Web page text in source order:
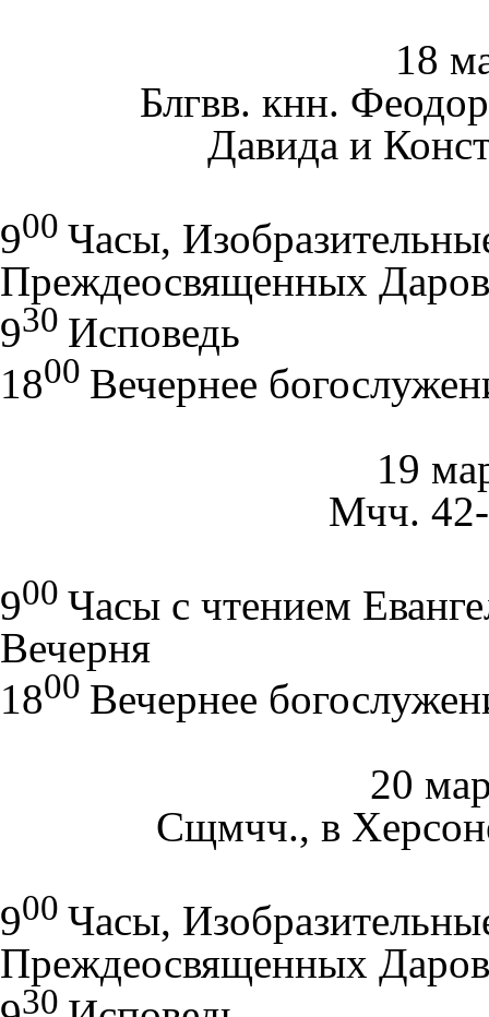
18
Блгвв. кнн.
Давида и
900 Часы,
Преждеосвященных Даров
930 Исповедь
1800 Вечернее
19
Мчч.
900 Часы с чтением
Вечерня
1800 Вечернее
20
Сщмчч., в
900 Часы,
Преждеосвященных Даров
30